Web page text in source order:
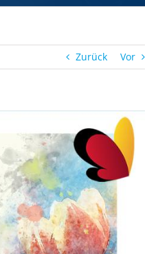
Zurück Vor